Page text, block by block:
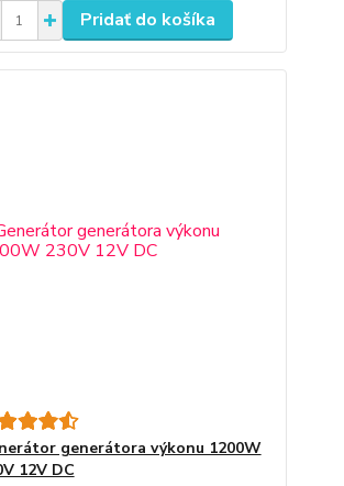
Pridať do košíka
generátora výkonu 1200W
12V DC